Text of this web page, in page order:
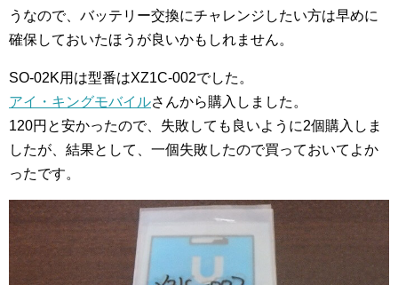
うなので、バッテリー交換にチャレンジしたい方は早めに
確保しておいたほうが良いかもしれません。
SO-02K用は型番はXZ1C-002でした。
アイ・キングモバイルさんから購入しました。
120円と安かったので、失敗しても良いように2個購入しま
したが、結果として、一個失敗したので買っておいてよか
ったです。